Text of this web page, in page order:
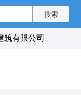
筑有限公司